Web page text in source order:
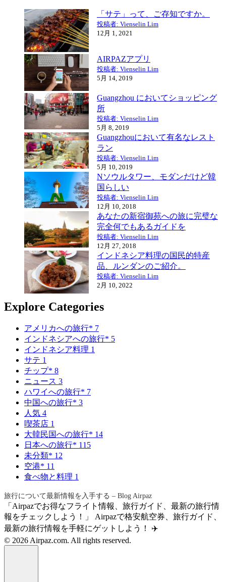
「サテ」って、ご存知ですか。
投稿者: Vienselin Lim
12月 1, 2021
AIRPAZアプリ
投稿者: Vienselin Lim
5月 14, 2019
Guangzhou においてショッピング
所
投稿者: Vienselin Lim
5月 8, 2019
Guangzhouにおいて有名なレスト
ラン
投稿者: Vienselin Lim
5月 10, 2019
Nソウルタワー、モダンだけど韓
国らしい
投稿者: Vienselin Lim
12月 10, 2018
あなたの新宿御苑への旅に完璧な
完全何でもあるガイドを
投稿者: Vienselin Lim
12月 27, 2018
インドネシア料理の国民的特産
品、ルンダンのご紹介。
投稿者: Vienselin Lim
2月 10, 2022
Explore Categories
アメリカへの旅行* 7
インドネシアへの旅行* 5
インドネシア料理 1
サテ 1
チップ* 8
ニュース 3
ハワイへの旅行* 7
中国への旅行* 3
人気 4
喫茶店 1
大韓民国への旅行* 14
日本への旅行* 115
未分類* 12
空港* 11
食べ物と料理 1
旅行について最新情報を入手する – Blog Airpaz
「Airpazでお得なフライト情報、旅行ガイド、最新の旅行情
報をチェックしよう！」 Airpazで格安航空券、旅行ガイド、
最新の旅行情報を手軽にゲットしよう！ ✈️
© 2026 Airpaz.com. All rights reserved.